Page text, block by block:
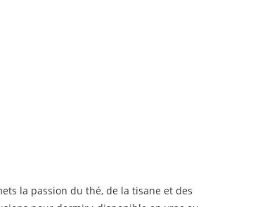
la passion du thé, de la tisane et des